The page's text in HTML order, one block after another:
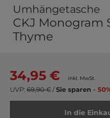
Umhängetasche
CKJ Monogram
Thyme
34,95 € inkl. MwSt.
UVP: 69,90 €/Sie sparen -
In die